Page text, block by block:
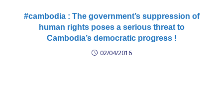
#cambodia : The government’s suppression of
human rights poses a serious threat to
Cambodia’s democratic progress !
02/04/2016